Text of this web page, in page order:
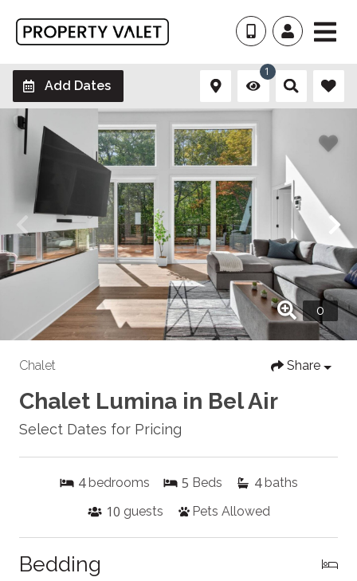
Add Dates
1
Chalet Share
Chalet Lumina in Bel Air
Select Dates for Pricing
4 bedrooms 5 Beds 4 baths
10 guests Pets Allowed
Bedding